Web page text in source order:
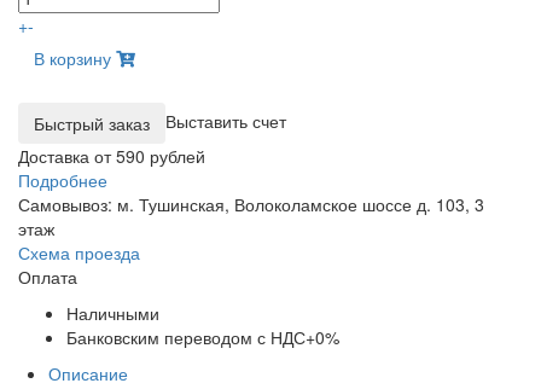
+-
В корзину
Выставить счет
Доставка от 590 рублей
Подробнее
Самовывоз: м. Тушинская, Волоколамское шоссе д. 103, 3
этаж
Схема проезда
Оплата
Наличными
Банковским переводом с НДС+0%
Описание